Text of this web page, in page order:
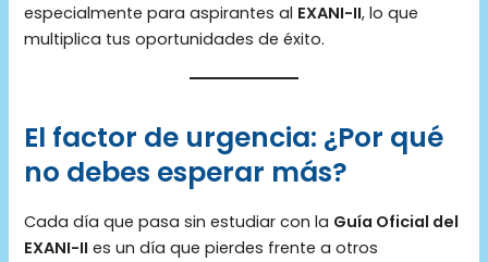
especialmente para aspirantes al EXANI-II, lo que
multiplica tus oportunidades de éxito.
El factor de urgencia: ¿Por qué
no debes esperar más?
Cada día que pasa sin estudiar con la Guía Oficial del
EXANI-II es un día que pierdes frente a otros